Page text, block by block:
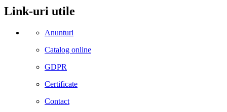
Link-uri utile
Anunturi
Catalog online
GDPR
Certificate
Contact